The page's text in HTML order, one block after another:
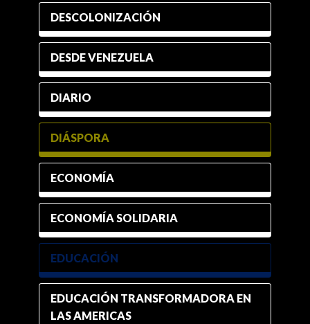
DESCOLONIZACIÓN
DESDE VENEZUELA
DIARIO
DIÁSPORA
ECONOMÍA
ECONOMÍA SOLIDARIA
EDUCACIÓN
EDUCACIÓN TRANSFORMADORA EN
LAS AMERICAS